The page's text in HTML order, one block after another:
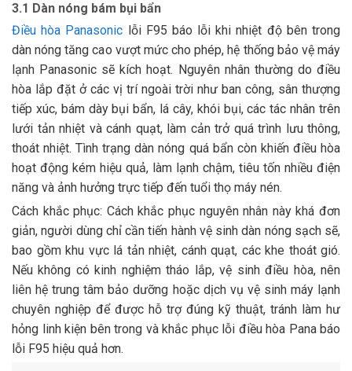
3.1 Dàn nóng bám bụi bẩn
Điều hòa Panasonic lỗi F95 báo lỗi khi nhiệt độ bên trong
dàn nóng tăng cao vượt mức cho phép, hệ thống bảo vệ máy
lạnh Panasonic sẽ kích hoạt. Nguyên nhân thường do điều
hòa lắp đặt ở các vị trí ngoài trời như ban công, sân thượng
tiếp xúc, bám dày bụi bẩn, lá cây, khói bụi, các tác nhân trên
lưới tản nhiệt và cánh quạt, làm cản trở quá trình lưu thông,
thoát nhiệt. Tình trạng dàn nóng quá bẩn còn khiến điều hòa
hoạt động kém hiệu quả, làm lạnh chậm, tiêu tốn nhiều điện
năng và ảnh hưởng trực tiếp đến tuổi thọ máy nén.
Cách khắc phục: Cách khắc phục nguyên nhân này khá đơn
giản, người dùng chỉ cần tiến hành vệ sinh dàn nóng sạch sẽ,
bao gồm khu vực lá tản nhiệt, cánh quạt, các khe thoát gió.
Nếu không có kinh nghiệm tháo lắp, vệ sinh điều hòa, nên
liên hệ trung tâm bảo dưỡng hoặc dịch vụ vệ sinh máy lạnh
chuyên nghiệp để được hỗ trợ đúng kỹ thuật, tránh làm hư
hỏng linh kiện bên trong và khắc phục lỗi điều hòa Pana báo
lỗi F95 hiệu quả hơn.